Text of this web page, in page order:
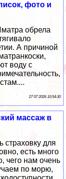
фото и
обрела
А причиной
воду с
27 07 2026 10:54:30
массаж в
страховку для
есть много
чего нам очень
по морю,